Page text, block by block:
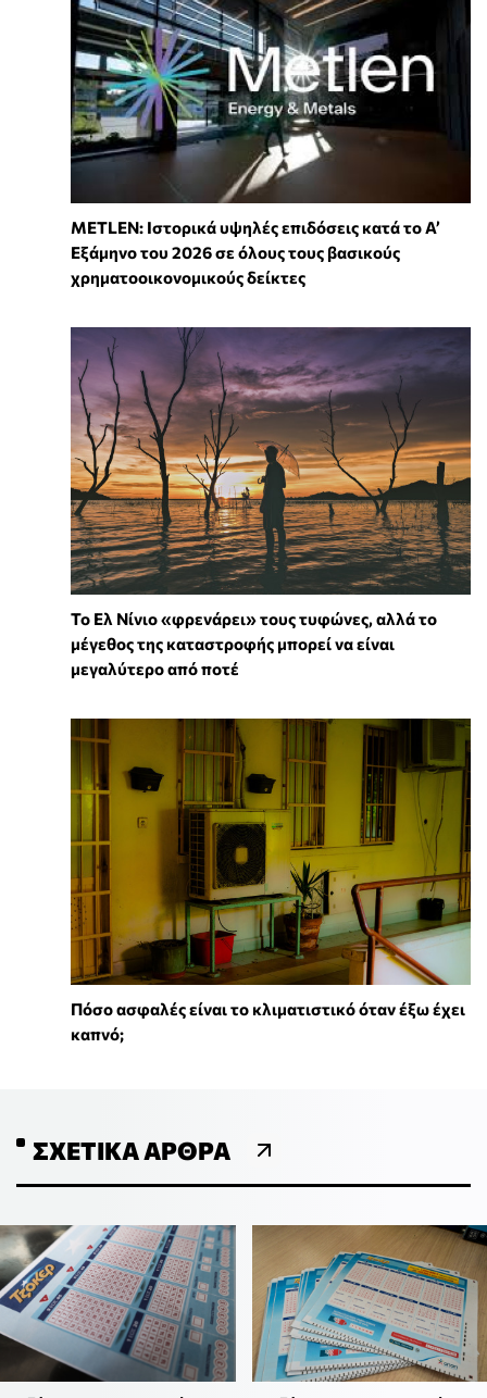
METLEN: Ιστορικά υψηλές επιδόσεις κατά το Α’
Εξάμηνο του 2026 σε όλους τους βασικούς
χρηματοοικονομικούς δείκτες
Το Ελ Νίνιο «φρενάρει» τους τυφώνες, αλλά το
μέγεθος της καταστροφής μπορεί να είναι
μεγαλύτερο από ποτέ
Πόσο ασφαλές είναι το κλιματιστικό όταν έξω έχει
καπνό;
ΣΧΕΤΙΚΆ ΆΡΘΡΑ